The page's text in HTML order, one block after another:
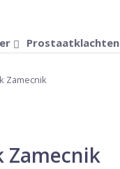
Prostaatklachten
Zamecnik
Zamecnik